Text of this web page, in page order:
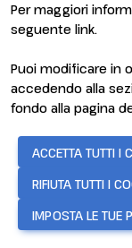
Camping
Strutture e
eco-
air.Scopri di
Balneare
stabilimenti
Per maggiori
seguente link.
Puoi modificare in
accedendo alla
fondo alla pagina
ACCETTA TUTTI I
RIFIUTA TUTTI I
IMPOSTA LE TUE